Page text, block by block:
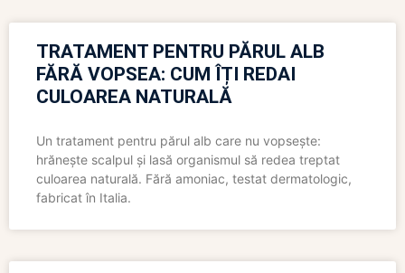
TRATAMENT PENTRU PĂRUL ALB
FĂRĂ VOPSEA: CUM ÎȚI REDAI
CULOAREA NATURALĂ
Un tratament pentru părul alb care nu vopsește:
hrănește scalpul și lasă organismul să redea treptat
culoarea naturală. Fără amoniac, testat dermatologic,
fabricat în Italia.